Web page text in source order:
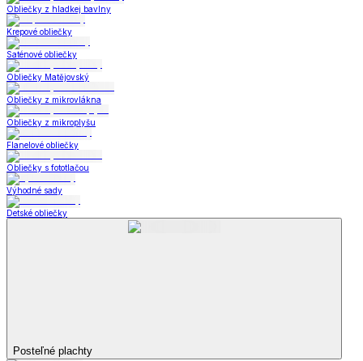
Obliečky z hladkej bavlny
Krepové obliečky
Saténové obliečky
Obliečky Matějovský
Obliečky z mikrovlákna
Obliečky z mikroplyšu
Flanelové obliečky
Obliečky s fototlačou
Výhodné sady
Detské obliečky
Posteľné plachty